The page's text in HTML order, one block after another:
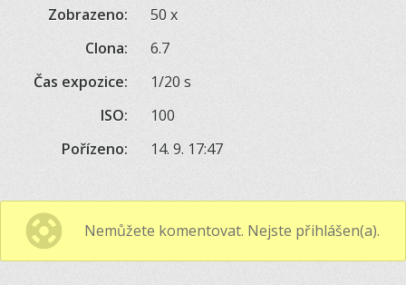
Zobrazeno:
50 x
Clona:
6.7
Čas expozice:
1/20 s
ISO:
100
Pořízeno:
14. 9. 17:47
Nemůžete komentovat. Nejste přihlášen(a).